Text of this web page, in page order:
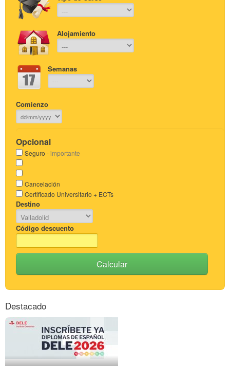
Alojamiento
Semanas
Comienzo
Opcional
Seguro - importante
Cancelación
Certificado Universitario + ECTs
Destino
Código descuento
Calcular
Destacado